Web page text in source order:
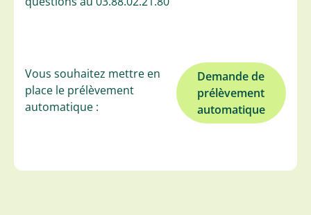
Vous souhaitez mettre en
place le prélèvement
automatique :
Demande de
prélèvement
automatique